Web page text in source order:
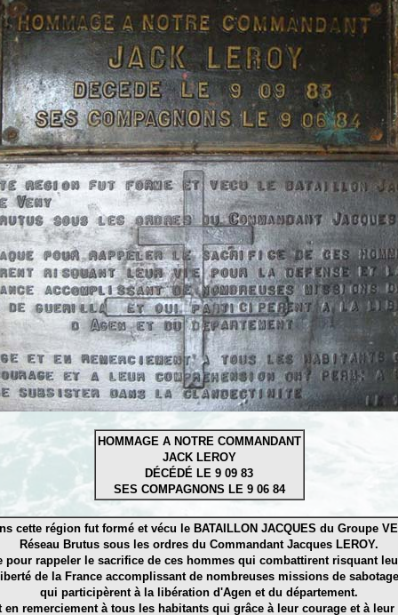
HOMMAGE A NOTRE COMMANDANT
JACK LEROY
DÉCÉDÉ LE 9 09 83
SES COMPAGNONS LE 9 06 84
cette région fut formé et vécu le BATAILLON JACQUES du Groupe
Réseau Brutus sous les ordres du Commandant Jacques LEROY.
pour rappeler le sacrifice de ces hommes qui combattirent risquant
de la France accomplissant de nombreuses missions de
qui participèrent à la libération d'Agen et du département.
en remerciement à tous les habitants qui grâce à leur courage et à